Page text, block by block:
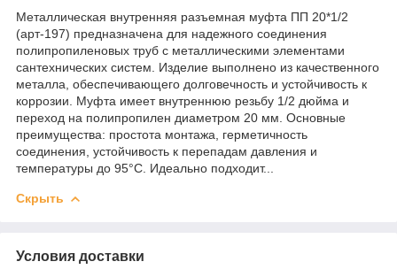
Металлическая внутренняя разъемная муфта ПП 20*1/2
(арт-197) предназначена для надежного соединения
полипропиленовых труб с металлическими элементами
сантехнических систем. Изделие выполнено из качественного
металла, обеспечивающего долговечность и устойчивость к
коррозии. Муфта имеет внутреннюю резьбу 1/2 дюйма и
переход на полипропилен диаметром 20 мм. Основные
преимущества: простота монтажа, герметичность
соединения, устойчивость к перепадам давления и
температуры до 95°C. Идеально подходит...
Скрыть
Условия доставки